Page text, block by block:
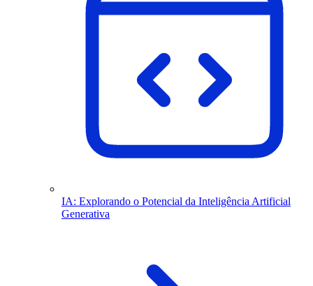
IA: Explorando o Potencial da Inteligência Artificial
Generativa